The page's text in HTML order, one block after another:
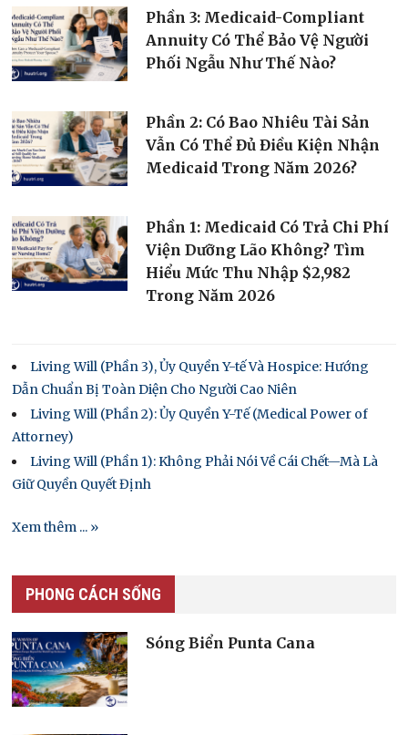
Phần 3: Medicaid-Compliant
Annuity Có Thể Bảo Vệ Người
Phối Ngẫu Như Thế Nào?
Phần 2: Có Bao Nhiêu Tài Sản
Vẫn Có Thể Đủ Điều Kiện Nhận
Medicaid Trong Năm 2026?
Phần 1: Medicaid Có Trả Chi Phí
Viện Dưỡng Lão Không? Tìm
Hiểu Mức Thu Nhập $2,982
Trong Năm 2026
Living Will (Phần 3), Ủy Quyền Y-tế Và Hospice: Hướng
Dẫn Chuẩn Bị Toàn Diện Cho Người Cao Niên
Living Will (Phần 2): Ủy Quyền Y-Tế (Medical Power of
Attorney)
Living Will (Phần 1): Không Phải Nói Về Cái Chết—Mà Là
Giữ Quyền Quyết Định
Xem thêm ... »
PHONG CÁCH SỐNG
Sóng Biển Punta Cana